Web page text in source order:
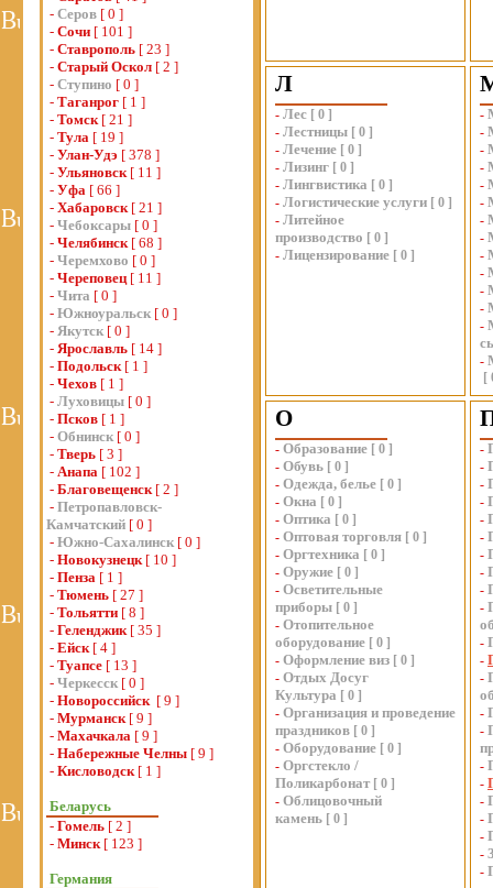
- Серов [ 0 ]
- Сочи [ 101 ]
- Ставрополь [ 23 ]
- Старый Оскол [ 2 ]
- Ступино [ 0 ]
- Таганрог [ 1 ]
- Томск[ 21 ]
- Тула [ 19 ]
- Улан-Удэ [ 378 ]
- Ульяновск[ 11 ]
- Уфа [ 66 ]
- Хабаровск[ 21 ]
- Чебоксары [ 0 ]
- Челябинск[ 68 ]
- Черемхово [ 0 ]
- Череповец[ 11 ]
- Чита [ 0 ]
- Южноуральск [ 0 ]
- Якутск [ 0 ]
- Ярославль [ 14 ]
- Подольск[ 1 ]
- Чехов [ 1 ]
- Луховицы [ 0 ]
- Псков [ 1 ]
- Обнинск [ 0 ]
- Тверь [ 3 ]
- Анапа [ 102 ]
- Благовещенск[ 2 ]
- Петропавловск-
Камчатский [ 0 ]
- Южно-Сахалинск [ 0 ]
- Новокузнецк[ 10 ]
- Пенза [ 1 ]
- Тюмень [ 27 ]
- Тольятти [ 8 ]
- Геленджик[ 35 ]
- Ейск[ 4 ]
- Туапсе [ 13 ]
- Черкесск [ 0 ]
- Новороссийск [ 9 ]
- Мурманск[ 9 ]
- Махачкала [ 9 ]
- Набережные Челны [ 9 ]
- Кисловодск[ 1 ]
Беларусь
- Гомель [ 2 ]
- Минск[ 123 ]
Германия
Л
- Лес [ 0 ]
- Лестницы [ 0 ]
- Лечение [ 0 ]
- Лизинг [ 0 ]
- Лингвистика [ 0 ]
- Логистические услуги [ 0 ]
- Литейное
производство [ 0 ]
- Лицензирование [ 0 ]
-
-
-
-
-
-
-
-
-
-
-
-
-
-
[
О
- Образование [ 0 ]
- Обувь [ 0 ]
- Одежда, белье [ 0 ]
- Окна [ 0 ]
- Оптика [ 0 ]
- Оптовая торговля [ 0 ]
- Оргтехника [ 0 ]
- Оружие [ 0 ]
- Осветительные
приборы [ 0 ]
- Отопительное
оборудование [ 0 ]
- Оформление виз [ 0 ]
- Отдых Досуг
Культура [ 0 ]
- Организация и проведение
праздников [ 0 ]
- Оборудование [ 0 ]
- Оргстекло /
Поликарбонат [ 0 ]
- Облицовочный
камень [ 0 ]
-
-
-
-
-
-
-
-
-
-
-
-
-
-
-
-
-
-
-
-
-
-